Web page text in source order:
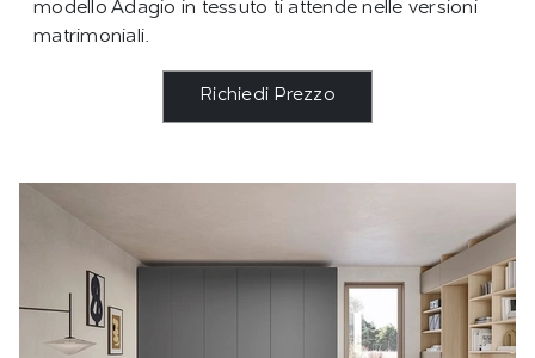
modello Adagio in tessuto ti attende nelle versioni
matrimoniali.
Richiedi Prezzo